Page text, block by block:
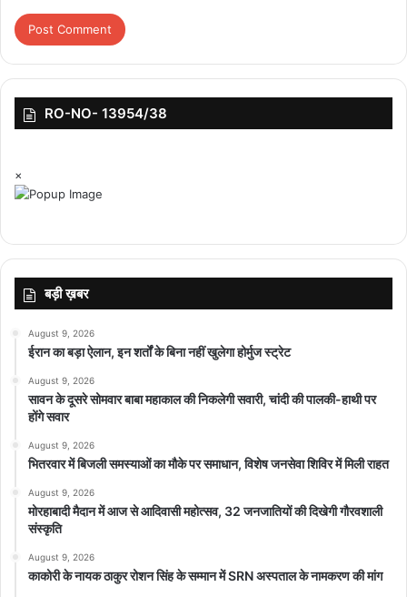
“स्वाद यूपी का” थीम के अंतर्गत व्यंजनों की विशेष प्रदर्शनी लगाई जाएगी। साथ ही
लघु फिल्मों, डिजिटल प्रचार और ब्रांडिंग अभियानों के माध्यम से लोगों को उत्तर
प्रदेश के पारंपरिक स्वाद से जोड़ने की रणनीति तैयार की जा रही है। योगी सरकार
विरासत, पर्यटन, रोजगार और निर्यात से जोड़कर देखा जा रहा है। माना जा रहा है
कि “एक जनपद एक व्यंजन” योजना आने वाले समय में उत्तर प्रदेश के पारंपरिक
RO-NO- 13954/38
×
बड़ी ख़बर
August 9, 2026
ईरान का बड़ा ऐलान, इन शर्तों के बिना नहीं खुलेगा होर्मुज स्ट्रेट
August 9, 2026
सावन के दूसरे सोमवार बाबा महाकाल की निकलेगी सवारी, चांदी की पालकी-हाथी पर
होंगे सवार
August 9, 2026
भितरवार में बिजली समस्याओं का मौके पर समाधान, विशेष जनसेवा शिविर में मिली राहत
August 9, 2026
मोरहाबादी मैदान में आज से आदिवासी महोत्सव, 32 जनजातियों की दिखेगी गौरवशाली
संस्कृति
August 9, 2026
काकोरी के नायक ठाकुर रोशन सिंह के सम्मान में SRN अस्पताल के नामकरण की मांग